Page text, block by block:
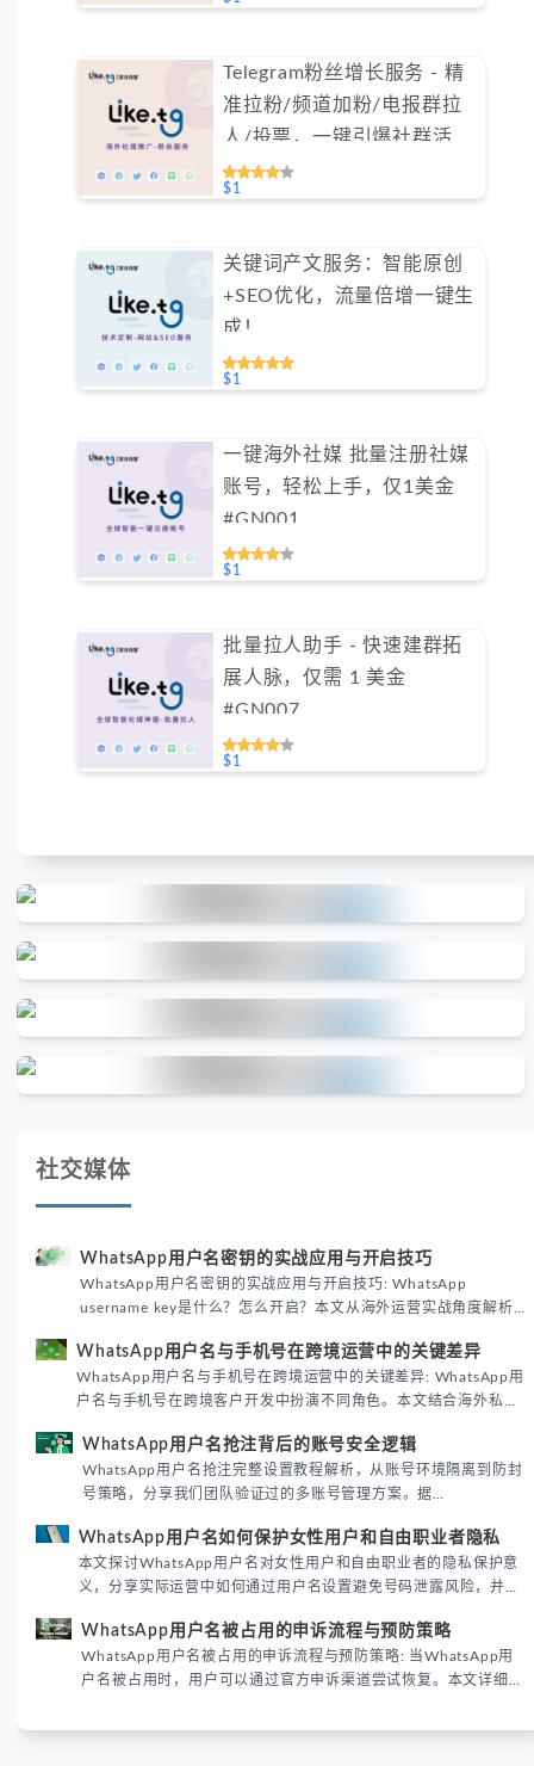
Telegram粉丝增长服务 - 精
准拉粉/频道加粉/电报群拉
人/投票，一键引爆社群活跃
（不支持免费测试）
$1
关键词产文服务：智能原创
+SEO优化，流量倍增一键生
成！
$1
一键海外社媒 批量注册社媒
账号，轻松上手，仅1美金
#GN001
$1
批量拉人助手 - 快速建群拓
展人脉，仅需 1 美金
#GN007
$1
社交媒体
WhatsApp用户名密钥的实战应用与开启技巧
WhatsApp用户名密钥的实战应用与开启技巧: WhatsApp
username key是什么？怎么开启？本文从海外运营实战角度解析
境团队高效触达目标客户。
WhatsApp用户名与手机号在跨境运营中的关键差异
WhatsApp用户名与手机号在跨境运营中的关键差异: WhatsApp用
户名与手机号在跨境客户开发中扮演不同角色。本文结合海外私域
际差异，帮助团队优化WhatsApp营销策略。
WhatsApp用户名抢注背后的账号安全逻辑
WhatsApp用户名抢注完整设置教程解析，从账号环境隔离到防封
号策略，分享我们团队验证过的多账号管理方案。据
性直接影响转化率。
WhatsApp用户名如何保护女性用户和自由职业者隐私
本文探讨WhatsApp用户名对女性用户和自由职业者的隐私保护意
义，分享实际运营中如何通过用户名设置避免号码泄露风险，并提
已成为全球数字沟通的首要考量。
WhatsApp用户名被占用的申诉流程与预防策略
WhatsApp用户名被占用的申诉流程与预防策略: 当WhatsApp用
户名被占用时，用户可以通过官方申诉渠道尝试恢复。本文详细解
账号安全。